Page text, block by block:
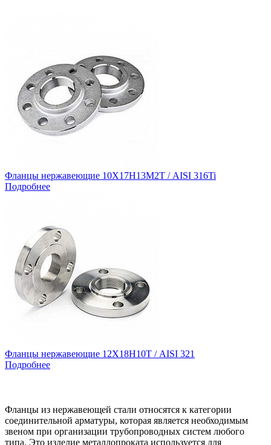
Фланцы нержавеющие 10Х17Н13М2Т / AISI 316Ti
Подробнее
Фланцы нержавеющие 12Х18Н10Т / AISI 321
Подробнее
Фланцы из нержавеющей стали относятся к категории
соединительной арматуры, которая является необходимым
звеном при организации трубопроводных систем любого
типа. Это изделие металлопроката используется для